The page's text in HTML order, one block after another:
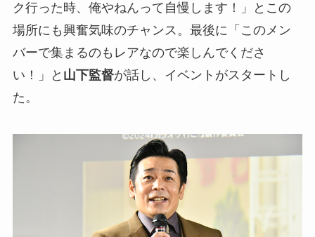
ク行った時、俺やねんって自慢します！」とこの
場所にも興奮気味のチャンス。最後に「このメン
バーで集まるのもレアなので楽しんでくださ
い！」と 山下監督が話し、イベントがスタートし
た。